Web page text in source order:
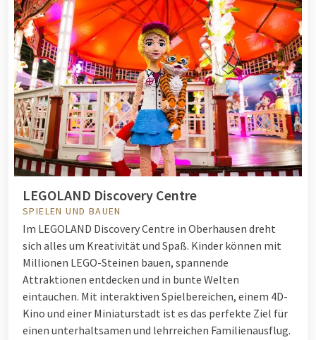
LEGOLAND Discovery Centre
SPIELEN UND BAUEN
Im LEGOLAND Discovery Centre in Oberhausen dreht
sich alles um Kreativität und Spaß. Kinder können mit
Millionen LEGO-Steinen bauen, spannende
Attraktionen entdecken und in bunte Welten
eintauchen. Mit interaktiven Spielbereichen, einem 4D-
Kino und einer Miniaturstadt ist es das perfekte Ziel für
einen unterhaltsamen und lehrreichen Familienausflug.